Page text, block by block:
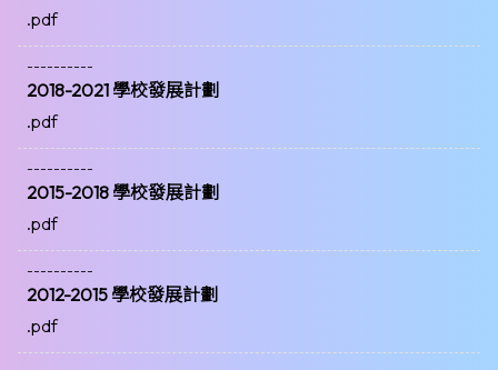
.pdf
----------
2018-2021 學校發展計劃
.pdf
----------
2015-2018 學校發展計劃
.pdf
----------
2012-2015 學校發展計劃
.pdf